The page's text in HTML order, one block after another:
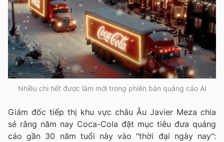
Nhiều chi tiết được làm mới trong phiên bản quảng cáo AI
Giám đốc tiếp thị khu vực châu Âu Javier Meza chia
sẻ rằng năm nay Coca-Cola đặt mục tiêu đưa quảng
cáo gần 30 năm tuổi này vào "thời đại ngày nay":